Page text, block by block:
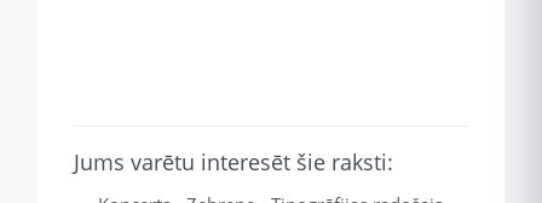
Jums varētu interesēt šie raksti: